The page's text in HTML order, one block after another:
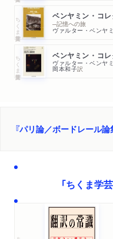
ちくま学芸文庫 ベンヤミン・コ
─記憶への旅
ヴァルター・ベンヤ
ちくま学芸文庫 ベンヤミン・コ
ヴァルター・ベンヤ
岡本和子訳
『パリ論／ボードレール
「ちくま学